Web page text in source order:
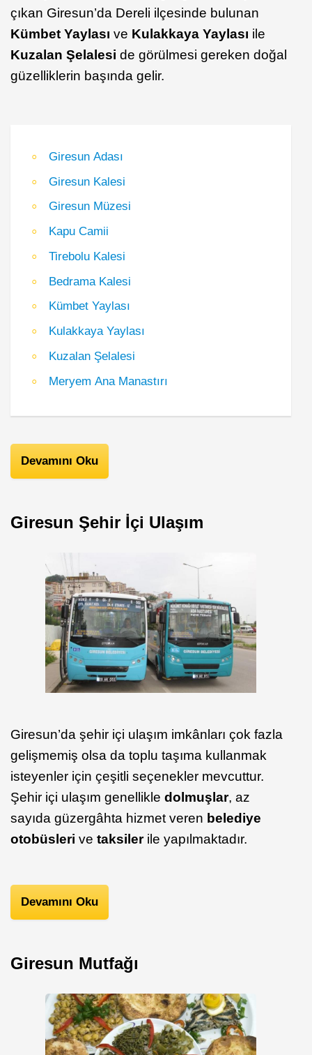
çıkan Giresun’da Dereli ilçesinde bulunan
Kümbet Yaylası ve Kulakkaya Yaylası ile
Kuzalan Şelalesi de görülmesi gereken doğal
güzelliklerin başında gelir.
Giresun Adası
Giresun Kalesi
Giresun Müzesi
Kapu Camii
Tirebolu Kalesi
Bedrama Kalesi
Kümbet Yaylası
Kulakkaya Yaylası
Kuzalan Şelalesi
Meryem Ana Manastırı
Devamını Oku
Giresun Şehir İçi Ulaşım
Giresun’da şehir içi ulaşım imkânları çok fazla
gelişmemiş olsa da toplu taşıma kullanmak
isteyenler için çeşitli seçenekler mevcuttur.
Şehir içi ulaşım genellikle dolmuşlar, az
sayıda güzergâhta hizmet veren belediye
otobüsleri ve taksilerile yapılmaktadır.
Devamını Oku
Giresun Mutfağı